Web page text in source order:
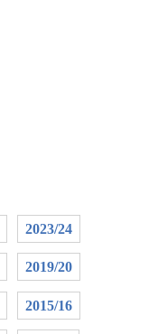
2023/24
2019/20
2015/16